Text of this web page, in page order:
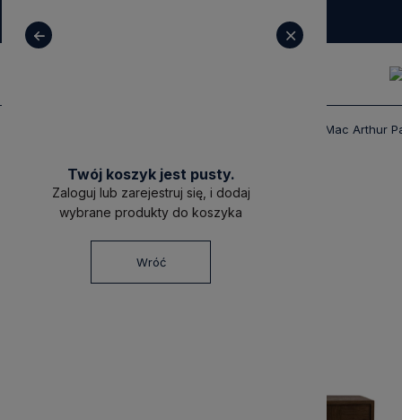
sklep@decoratore.pl
Twój koszyk jest pusty.
Zaloguj lub zarejestruj się, i dodaj
wybrane produkty do koszyka
Wróć
Komoda Mac Arthur